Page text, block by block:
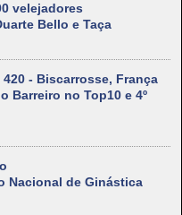
velejadores
Bello e Taça
- Biscarrosse, França
Barreiro no Top10 e 4º
Nacional de Ginástica